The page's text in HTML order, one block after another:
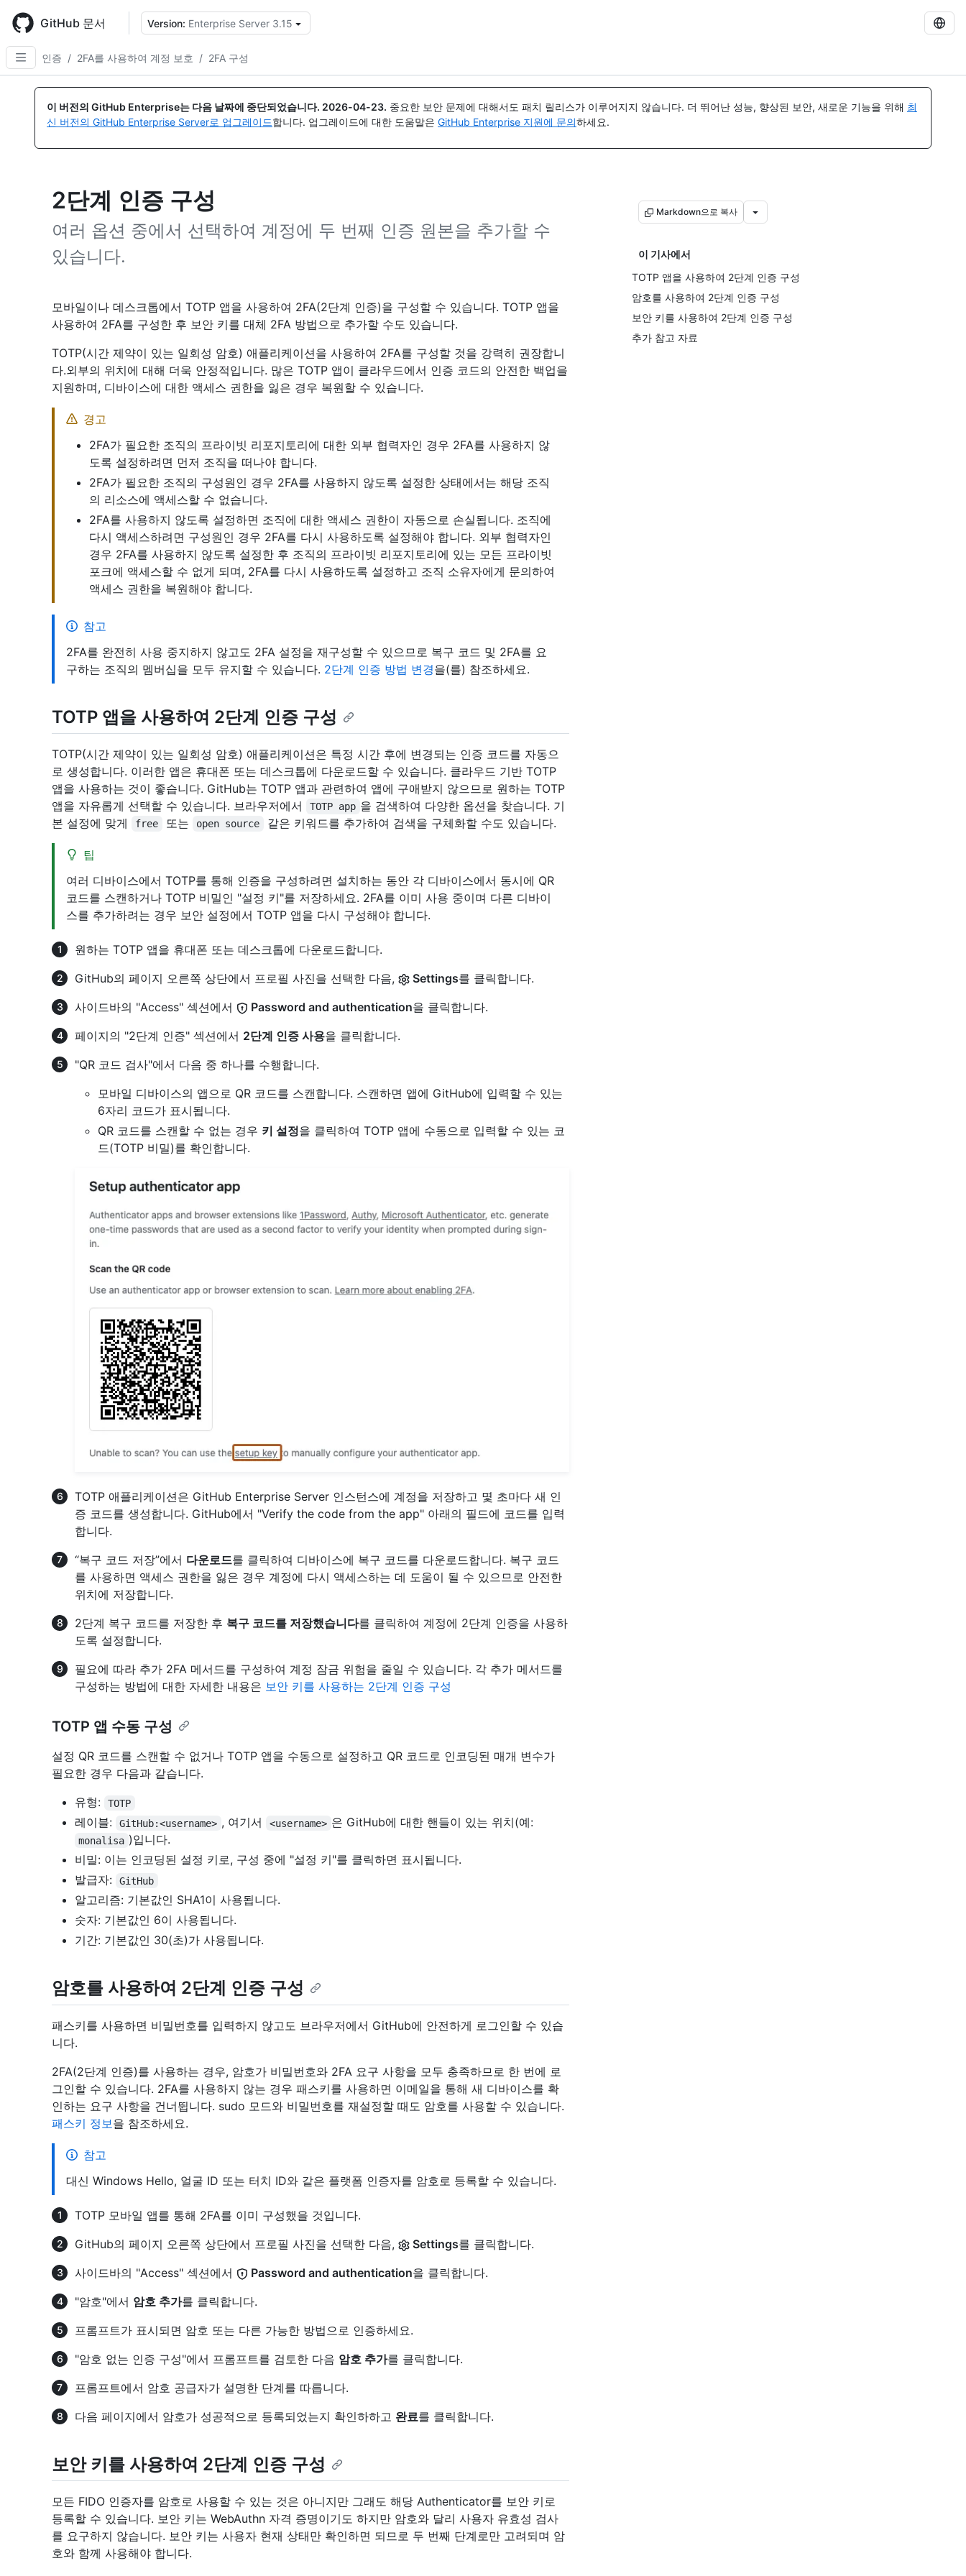
main
content
GitHub 문서 Version: Enterprise Server 3.15
인증 / 2FA를 사용하여 계정 보호 / 2FA 구성
이 버전의 GitHub Enterprise는 다음 날짜에 중단되었습니다. 2026-04-23. 중요한 보안 문제에 대해서도 패치 릴리스가 이루어지지 않습니다. 더 뛰어난 성능, 향상된 보안, 새로운 기능을 위해 최
신 버전의 GitHub Enterprise Server로 업그레이드합니다. 업그레이드에 대한 도움말은 GitHub Enterprise 지원에 문의하세요.
2단계 인증 구성
여러 옵션 중에서 선택하여 계정에 두 번째 인증 원본을 추가할 수
있습니다.
Markdown으로 복사
이 기사에서
TOTP 앱을 사용하여 2단계 인증 구성
암호를 사용하여 2단계 인증 구성
보안 키를 사용하여 2단계 인증 구성
추가 참고 자료
모바일이나 데스크톱에서 TOTP 앱을 사용하여 2FA(2단계 인증)을 구성할 수 있습니다. TOTP 앱을
사용하여 2FA를 구성한 후 보안 키를 대체 2FA 방법으로 추가할 수도 있습니다.
TOTP(시간 제약이 있는 일회성 암호) 애플리케이션을 사용하여 2FA를 구성할 것을 강력히 권장합니
다.외부의 위치에 대해 더욱 안정적입니다. 많은 TOTP 앱이 클라우드에서 인증 코드의 안전한 백업을
지원하며, 디바이스에 대한 액세스 권한을 잃은 경우 복원할 수 있습니다.
경고
2FA가 필요한 조직의 프라이빗 리포지토리에 대한 외부 협력자인 경우 2FA를 사용하지 않
도록 설정하려면 먼저 조직을 떠나야 합니다.
2FA가 필요한 조직의 구성원인 경우 2FA를 사용하지 않도록 설정한 상태에서는 해당 조직
의 리소스에 액세스할 수 없습니다.
2FA를 사용하지 않도록 설정하면 조직에 대한 액세스 권한이 자동으로 손실됩니다. 조직에
다시 액세스하려면 구성원인 경우 2FA를 다시 사용하도록 설정해야 합니다. 외부 협력자인
경우 2FA를 사용하지 않도록 설정한 후 조직의 프라이빗 리포지토리에 있는 모든 프라이빗
포크에 액세스할 수 없게 되며, 2FA를 다시 사용하도록 설정하고 조직 소유자에게 문의하여
액세스 권한을 복원해야 합니다.
참고
2FA를 완전히 사용 중지하지 않고도 2FA 설정을 재구성할 수 있으므로 복구 코드 및 2FA를 요
구하는 조직의 멤버십을 모두 유지할 수 있습니다. 2단계 인증 방법 변경을(를) 참조하세요.
TOTP 앱을 사용하여 2단계 인증 구성
TOTP(시간 제약이 있는 일회성 암호) 애플리케이션은 특정 시간 후에 변경되는 인증 코드를 자동으
로 생성합니다. 이러한 앱은 휴대폰 또는 데스크톱에 다운로드할 수 있습니다. 클라우드 기반 TOTP
앱을 사용하는 것이 좋습니다. GitHub는 TOTP 앱과 관련하여 앱에 구애받지 않으므로 원하는 TOTP
앱을 자유롭게 선택할 수 있습니다. 브라우저에서
TOTP app 을 검색하여 다양한 옵션을 찾습니다. 기
본 설정에 맞게
free 또는 open source 같은 키워드를 추가하여 검색을 구체화할 수도 있습니다.
팁
여러 디바이스에서 TOTP를 통해 인증을 구성하려면 설치하는 동안 각 디바이스에서 동시에 QR
코드를 스캔하거나 TOTP 비밀인 "설정 키"를 저장하세요. 2FA를 이미 사용 중이며 다른 디바이
스를 추가하려는 경우 보안 설정에서 TOTP 앱을 다시 구성해야 합니다.
원하는 TOTP 앱을 휴대폰 또는 데스크톱에 다운로드합니다.
GitHub의 페이지 오른쪽 상단에서 프로필 사진을 선택한 다음,
Settings를 클릭합니다.
사이드바의 "Access" 섹션에서
Password and authentication을 클릭합니다.
페이지의 "2단계 인증" 섹션에서 2단계 인증 사용을 클릭합니다.
"QR 코드 검사"에서 다음 중 하나를 수행합니다.
모바일 디바이스의 앱으로 QR 코드를 스캔합니다. 스캔하면 앱에 GitHub에 입력할 수 있는
6자리 코드가 표시됩니다.
QR 코드를 스캔할 수 없는 경우 키 설정을 클릭하여 TOTP 앱에 수동으로 입력할 수 있는 코
드(TOTP 비밀)를 확인합니다.
TOTP 애플리케이션은 GitHub Enterprise Server 인스턴스에 계정을 저장하고 몇 초마다 새 인
증 코드를 생성합니다. GitHub에서 "Verify the code from the app" 아래의 필드에 코드를 입력
합니다.
“복구 코드 저장”에서 다운로드를 클릭하여 디바이스에 복구 코드를 다운로드합니다. 복구 코드
를 사용하면 액세스 권한을 잃은 경우 계정에 다시 액세스하는 데 도움이 될 수 있으므로 안전한
위치에 저장합니다.
2단계 복구 코드를 저장한 후 복구 코드를 저장했습니다를 클릭하여 계정에 2단계 인증을 사용하
도록 설정합니다.
필요에 따라 추가 2FA 메서드를 구성하여 계정 잠금 위험을 줄일 수 있습니다. 각 추가 메서드를
구성하는 방법에 대한 자세한 내용은 보안 키를 사용하는 2단계 인증 구성
TOTP 앱 수동 구성
설정 QR 코드를 스캔할 수 없거나 TOTP 앱을 수동으로 설정하고 QR 코드로 인코딩된 매개 변수가
필요한 경우 다음과 같습니다.
유형:
TOTP
레이블: GitHub:<username> , 여기서 <username> 은 GitHub에 대한 핸들이 있는 위치(예:
monalisa )입니다.
비밀: 이는 인코딩된 설정 키로, 구성 중에 "설정 키"를 클릭하면 표시됩니다.
발급자:
GitHub
알고리즘: 기본값인 SHA1이 사용됩니다.
숫자: 기본값인 6이 사용됩니다.
기간: 기본값인 30(초)가 사용됩니다.
암호를 사용하여 2단계 인증 구성
패스키를 사용하면 비밀번호를 입력하지 않고도 브라우저에서 GitHub에 안전하게 로그인할 수 있습
니다.
2FA(2단계 인증)를 사용하는 경우, 암호가 비밀번호와 2FA 요구 사항을 모두 충족하므로 한 번에 로
그인할 수 있습니다. 2FA를 사용하지 않는 경우 패스키를 사용하면 이메일을 통해 새 디바이스를 확
인하는 요구 사항을 건너뜁니다. sudo 모드와 비밀번호를 재설정할 때도 암호를 사용할 수 있습니다.
패스키 정보 을 참조하세요.
참고
대신 Windows Hello, 얼굴 ID 또는 터치 ID와 같은 플랫폼 인증자를 암호로 등록할 수 있습니다.
TOTP 모바일 앱를 통해 2FA를 이미 구성했을 것입니다.
GitHub의 페이지 오른쪽 상단에서 프로필 사진을 선택한 다음,
Settings를 클릭합니다.
사이드바의 "Access" 섹션에서
Password and authentication을 클릭합니다.
"암호"에서 암호 추가를 클릭합니다.
프롬프트가 표시되면 암호 또는 다른 가능한 방법으로 인증하세요.
"암호 없는 인증 구성"에서 프롬프트를 검토한 다음 암호 추가를 클릭합니다.
프롬프트에서 암호 공급자가 설명한 단계를 따릅니다.
다음 페이지에서 암호가 성공적으로 등록되었는지 확인하하고 완료를 클릭합니다.
보안 키를 사용하여 2단계 인증 구성
모든 FIDO 인증자를 암호로 사용할 수 있는 것은 아니지만 그래도 해당 Authenticator를 보안 키로
등록할 수 있습니다. 보안 키는 WebAuthn 자격 증명이기도 하지만 암호와 달리 사용자 유효성 검사
를 요구하지 않습니다. 보안 키는 사용자 현재 상태만 확인하면 되므로 두 번째 단계로만 고려되며 암
호와 함께 사용해야 합니다.